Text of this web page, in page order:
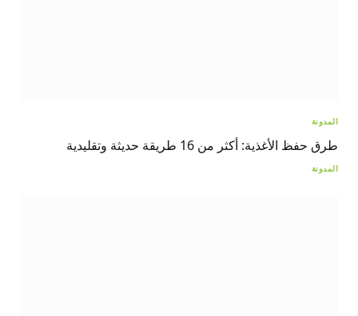
المدونة
طرق حفظ الأغذية: أكثر من 16 طريقة حديثة وتقليدية
المدونة